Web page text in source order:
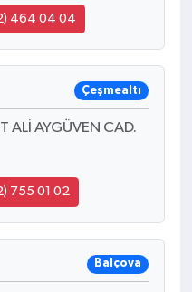
464 04 04
Çeşmealtı
ALİ AYGÜVEN CAD.
755 01 02
Balçova